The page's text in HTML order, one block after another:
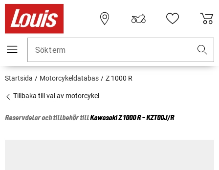
Sökterm
Startsida Motorcykeldatabas Z 1000 R
Tillbaka till val av motorcykel
Reservdelar och tillbehör tillKawasakiZ 1000 R - KZT00J/R